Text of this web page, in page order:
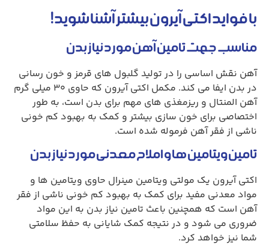
با فواید اکتی آیرون بیشتر آشنا شوید!
مناسب جهت تامین آهن مورد نیاز بدن
آهن نقش اساسی را در تولید گلبول های قرمز و خون رسانی
در بدن ایفا می کند. مکمل اکتی آیرون که حاوی ۳۰ میلی گرم
آهن المنتال و ریزمغذی های مهم برای بدن است، به طور
اختصاصی برای خون سازی بیشتر و کمک به بهبود کم خونی
ناشی از فقر آهن فرموله شده است.
تامین ویتامین ها و املاح معدنی مورد نیاز بدن
اکتی آیرون یک مولتی ویتامین مینرال حاوی ویتامین ها و
مواد معدنی مفید برای کمک به بهبود کم خونی ناشی از فقر
آهن است که همچنین باعث تامین نیاز بدن به این مواد
ضروری می شود و در نتیجه کمک شایانی به حفظ سلامتی
شما نیز خواهد کرد.